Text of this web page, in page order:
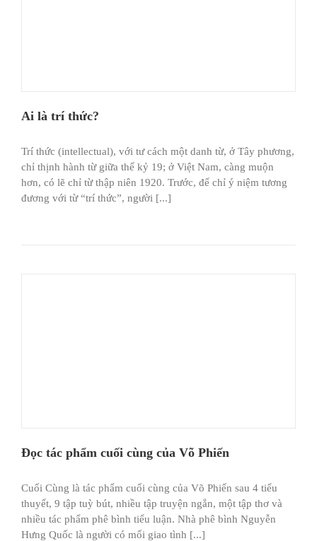
Ai là trí thức?
Trí thức (intellectual), với tư cách một danh từ, ở Tây phương,
chỉ thịnh hành từ giữa thế kỷ 19; ở Việt Nam, càng muộn
hơn, có lẽ chỉ từ thập niên 1920. Trước, để chỉ ý niệm tương
đương với từ “trí thức”, người [...]
Đọc tác phẩm cuối cùng của Võ Phiến
Cuối Cùng là tác phẩm cuối cùng của Võ Phiến sau 4 tiểu
thuyết, 9 tập tuỳ bút, nhiều tập truyện ngắn, một tập thơ và
nhiều tác phẩm phê bình tiểu luận. Nhà phê bình Nguyễn
Hưng Quốc là người có mối giao tình [...]